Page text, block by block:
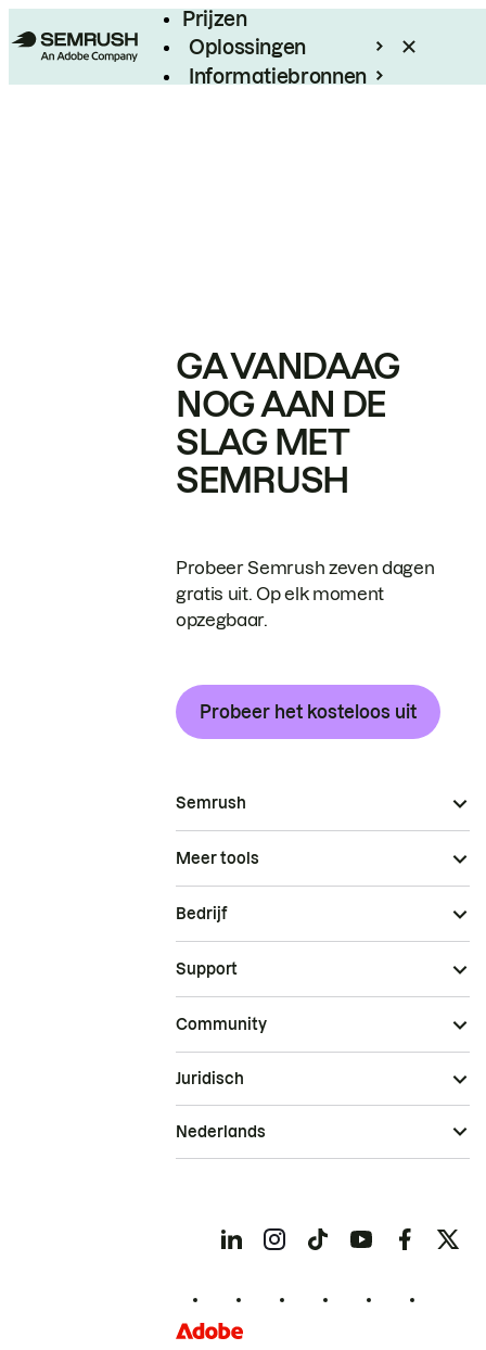
Prijzen
Oplossingen
Informatiebronnen
GA VANDAAG
NOG AAN DE
SLAG MET
SEMRUSH
Probeer Semrush zeven dagen
gratis uit. Op elk moment
opzegbaar.
Probeer het kosteloos uit
Semrush
Meer tools
Bedrijf
Support
Community
Juridisch
Nederlands